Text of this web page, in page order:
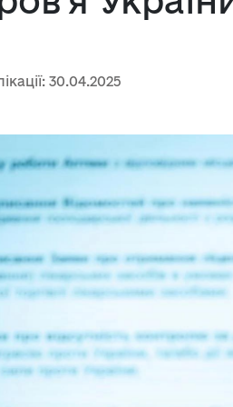
30.04.2025